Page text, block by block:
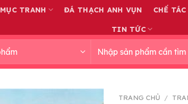
TRANH ĐÁ THẠCH ANH VỤN CHẾ
TIN TỨC
kiếm:
TRANG CHỦ /